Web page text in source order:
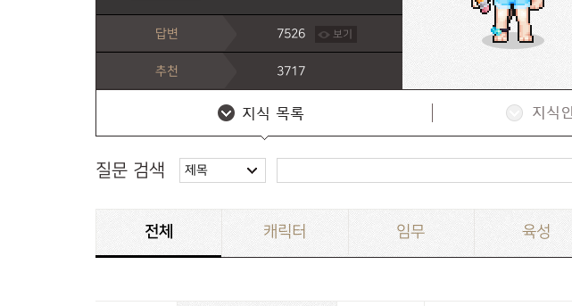
답변 7526 보기
추천 3717
질문 검색 제목
전체 캐릭터 임무 육성